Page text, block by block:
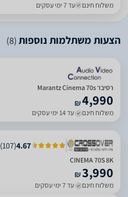
משלוח חינם עד 7 ימי עסקים
הצעות משתלמות נוספות(8)
רסיבר Marantz Cinema 70s
4,990
₪
משלוח חינם עד 14 ימי עסקים
4.67
(
107
)
CINEMA 70S 8K
₪3,990
משלוח חינם עד 7 ימי עסקים